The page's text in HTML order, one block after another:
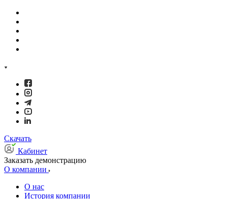
Скачать
Кабинет
Заказать демонстрацию
О компании
О нас
История компании